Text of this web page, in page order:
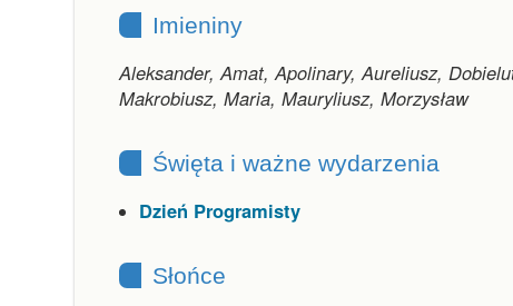
Imieniny
Aleksander, Amat, Apolinary, Aureliusz,
Makrobiusz, Maria, Mauryliusz, Morzysław
Święta i ważne wydarzenia
Dzień Programisty
Słońce